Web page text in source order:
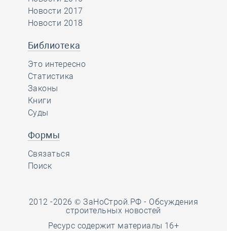
Новости 2017
Новости 2018
Библиотека
Это интересно
Статистика
Законы
Книги
Суды
Формы
Связаться
Поиск
2012 -2026 © ЗаНоСтрой.РФ - Обсуждения
строительных новостей
Ресурс содержит материалы 16+